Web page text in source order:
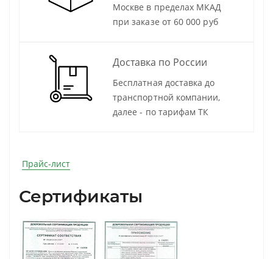
Москве в пределах МКАД
при заказе от 60 000 руб
Доставка по России
Бесплатная доставка до
транспортной компании,
далее - по тарифам ТК
Прайс-лист
Сертификаты